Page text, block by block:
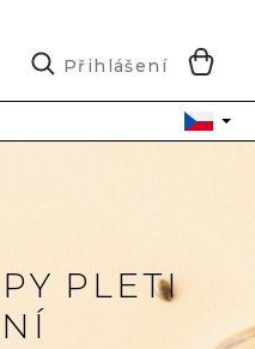
Přihlášení
PLETI